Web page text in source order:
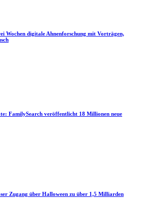
Wochen digitale Ahnenforschung mit Vorträgen,
FamilySearch veröffentlicht 18 Millionen neue
Zugang über Halloween zu über 1,5 Milliarden